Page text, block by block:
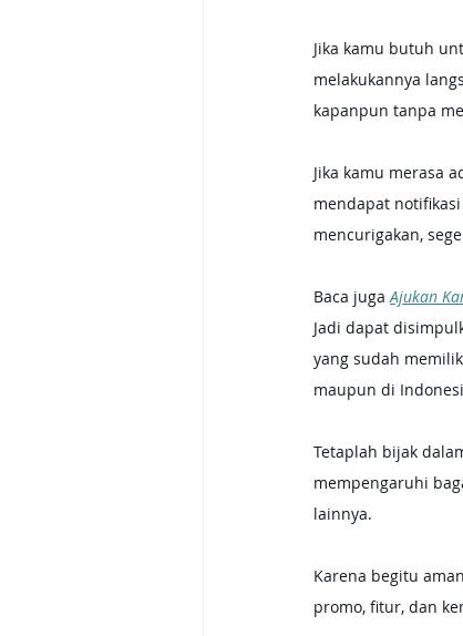
Jika kamu butuh
melakukannya
kapanpun tanpa
Jika kamu merasa
mendapat
mencurigakan,
Baca juga Ajukan
Jadi dapat
yang sudah
maupun di
Tetaplah bijak
mempengaruhi
lainnya.
Karena begitu
promo, fitur, dan